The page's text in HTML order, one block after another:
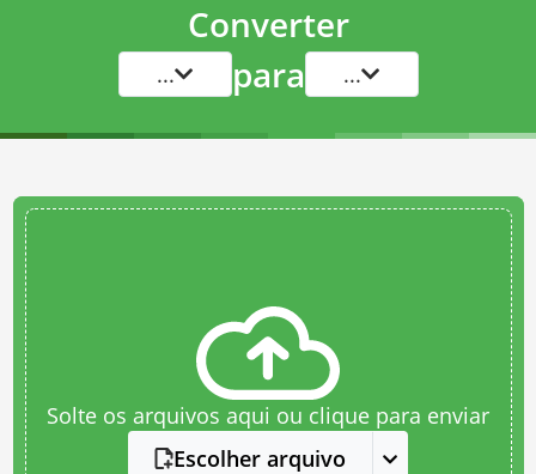
Converter
... para ...
Solte os arquivos aqui ou clique para enviar
Escolher arquivo